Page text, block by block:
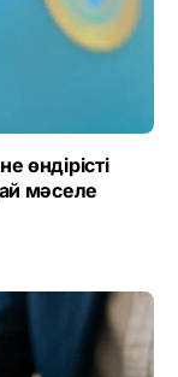
өндірісті
мәселе